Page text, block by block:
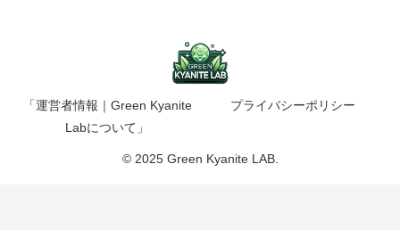
「運営者情報｜Green Kyanite
Labについて」
プライバシーポリシー
© 2025 Green Kyanite LAB.